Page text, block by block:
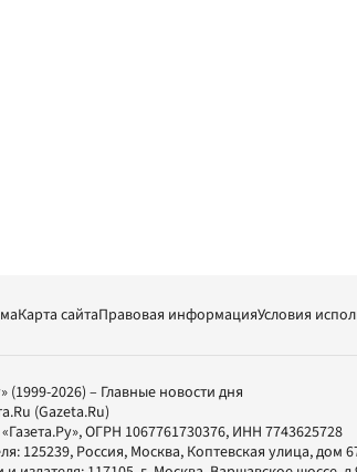
Карта сайтаПравовая информацияУсловия
(1999-2026) – Главные новости дня
(Gazeta.Ru)
, ОГРН 1067761730376, ИНН 7743625728
125239, Россия, Москва, Коптевская улица, дом